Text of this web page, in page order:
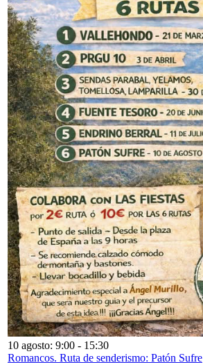
10 agosto: 9:00 - 15:30
Romancos. Ruta de senderismo: Patón Sufre